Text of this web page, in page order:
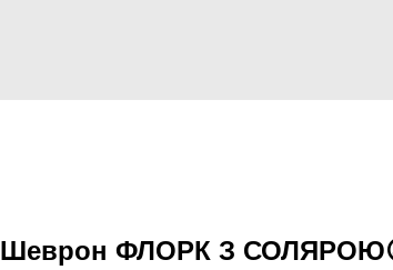
Шеврон ФЛОРК З